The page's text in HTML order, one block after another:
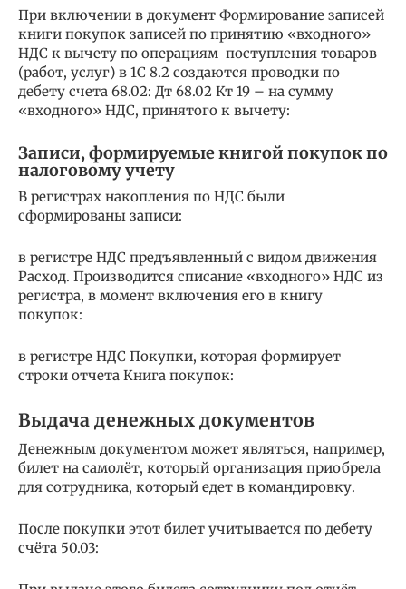
При включении в документ Формирование записей
книги покупок записей по принятию «входного»
НДС к вычету по операциям поступления товаров
(работ, услуг) в 1С 8.2 создаются проводки по
дебету счета 68.02: Дт 68.02 Кт 19 – на сумму
«входного» НДС, принятого к вычету:
Записи, формируемые книгой покупок по
налоговому учету
В регистрах накопления по НДС были
сформированы записи:
в регистре НДС предъявленный с видом движения
Расход. Производится списание «входного» НДС из
регистра, в момент включения его в книгу
покупок:
в регистре НДС Покупки, которая формирует
строки отчета Книга покупок:
Выдача денежных документов
Денежным документом может являться, например,
билет на самолёт, который организация приобрела
для сотрудника, который едет в командировку.
После покупки этот билет учитывается по дебету
счёта 50.03: